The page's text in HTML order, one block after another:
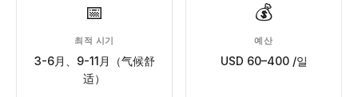
📅
최적 시기
3-6月、9-11月（气候舒
适）
💰
예산
USD 60–400 /일